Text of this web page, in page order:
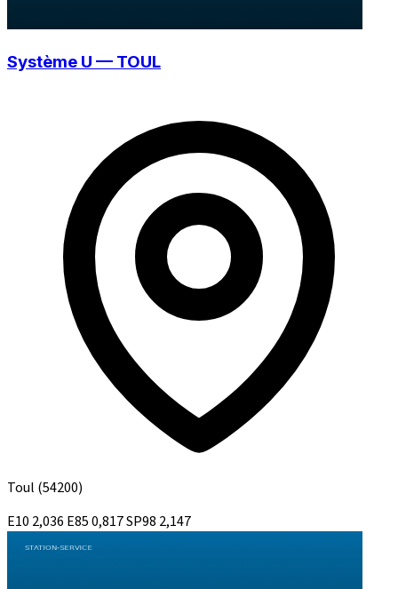
Système U — TOUL
Toul (54200)
E10 2,036 E850,817SP98 2,147